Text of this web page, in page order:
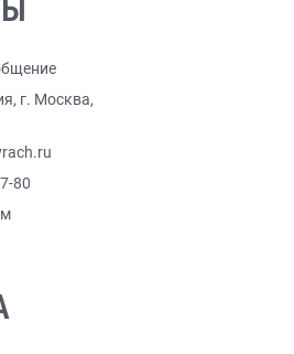
г. Москва,
80